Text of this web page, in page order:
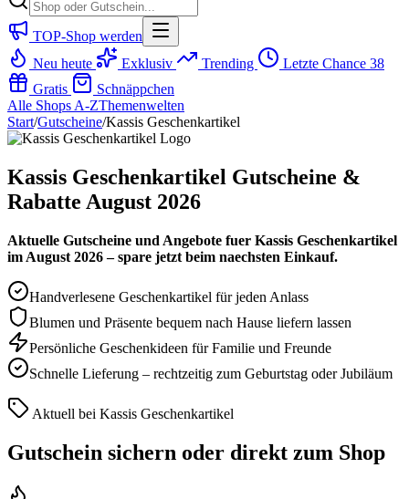
TOP-Shop werden
Neu heute
Exklusiv Trending Letzte Chance 38
Gratis
Schnäppchen
Alle Shops A-ZThemenwelten
Start/Gutscheine/Kassis Geschenkartikel
Kassis Geschenkartikel Gutscheine &
Rabatte August 2026
Aktuelle Gutscheine und Angebote fuer Kassis Geschenkartikel
im August 2026 – spare jetzt beim naechsten Einkauf.
Handverlesene Geschenkartikel für jeden Anlass
Blumen und Präsente bequem nach Hause liefern lassen
Persönliche Geschenkideen für Familie und Freunde
Schnelle Lieferung – rechtzeitig zum Geburtstag oder Jubiläum
Aktuell bei Kassis Geschenkartikel
Gutschein sichern oder direkt zum Shop